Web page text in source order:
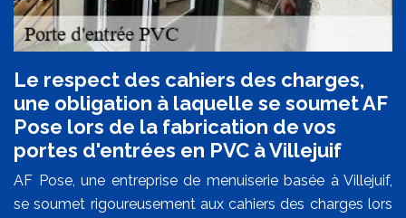
Le respect des cahiers des charges,
une obligation à laquelle se soumet AF
Pose lors de la fabrication de vos
portes d'entrées en PVC à Villejuif
AF Pose, une entreprise de menuiserie basée à Villejuif,
se soumet rigoureusement aux cahiers des charges lors